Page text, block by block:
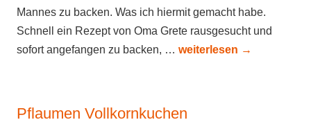
Mannes zu backen. Was ich hiermit gemacht habe.
Schnell ein Rezept von Oma Grete rausgesucht und
sofort angefangen zu backen, … weiterlesen →
Pflaumen Vollkornkuchen